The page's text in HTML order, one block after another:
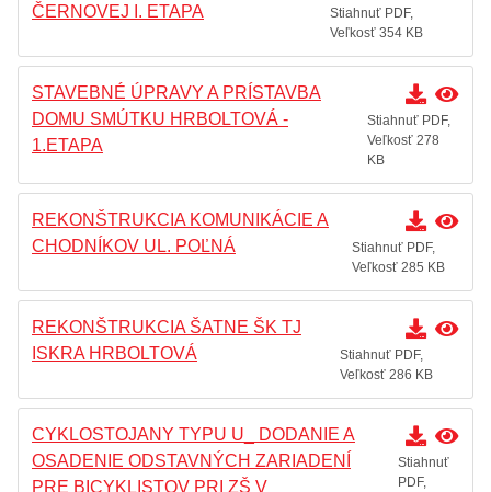
ČERNOVEJ I. ETAPA
Stiahnuť PDF,
Veľkosť 354 KB
STAVEBNÉ ÚPRAVY A PRÍSTAVBA
DOMU SMÚTKU HRBOLTOVÁ -
1.ETAPA
Stiahnuť PDF,
Veľkosť 278
KB
REKONŠTRUKCIA KOMUNIKÁCIE A
CHODNÍKOV UL. POĽNÁ
Stiahnuť PDF,
Veľkosť 285 KB
REKONŠTRUKCIA ŠATNE ŠK TJ
ISKRA HRBOLTOVÁ
Stiahnuť PDF,
Veľkosť 286 KB
CYKLOSTOJANY TYPU U_ DODANIE A
OSADENIE ODSTAVNÝCH ZARIADENÍ
PRE BICYKLISTOV PRI ZŠ V
Stiahnuť
PDF,